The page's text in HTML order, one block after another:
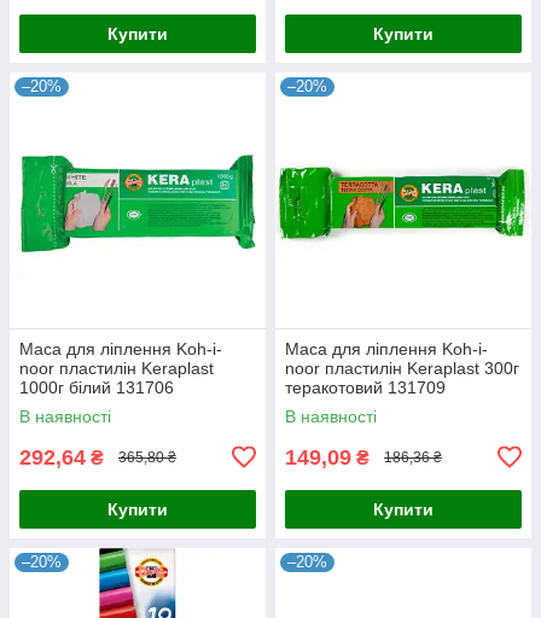
Купити Купити
–20%
Маса для ліплення Koh-i-
noor пластилін Keraplast
1000г білий 131706
В наявності
292,64 ₴ 365,80 ₴
Купити
–20%
Маса для ліплення Koh-i-
noor пластилін Keraplast 300г
теракотовий 131709
В наявності
149,09 ₴ 186,36 ₴
Купити
–20% –20%